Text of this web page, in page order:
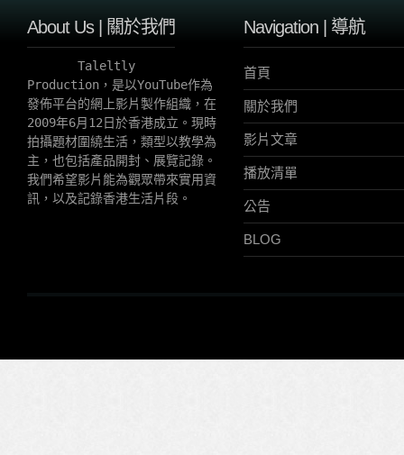
About Us | 關於我們
Taleltly
Production，是以YouTube作為
發佈平台的網上影片製作組織，在
2009年6月12日於香港成立。現時
拍攝題材圍繞生活，類型以教學為
主，也包括產品開封、展覽記錄。
我們希望影片能為觀眾帶來實用資
訊，以及記錄香港生活片段。
Navigation | 導航
首頁
關於我們
影片文章
播放清單
公告
BLOG